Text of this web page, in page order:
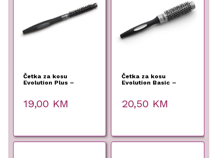
Četka za kosu
Evolution Plus –
19,00 KM
Četka za kosu
Evolution Basic –
20,50 KM